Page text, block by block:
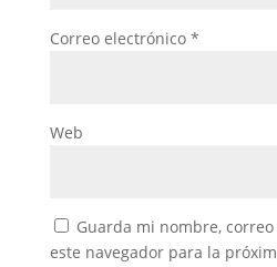
Correo electrónico *
Web
Guarda mi nombre,
este navegador para la